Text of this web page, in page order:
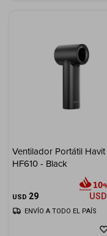
Ventilador Portátil Havit
HF610 - Black
USD 29 USD
ENVÍO A TODO EL PAÍS